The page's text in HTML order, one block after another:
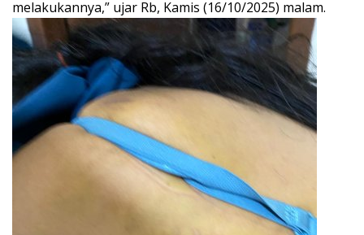
melakukannya,” ujar Rb, Kamis (16/10/2025) malam.